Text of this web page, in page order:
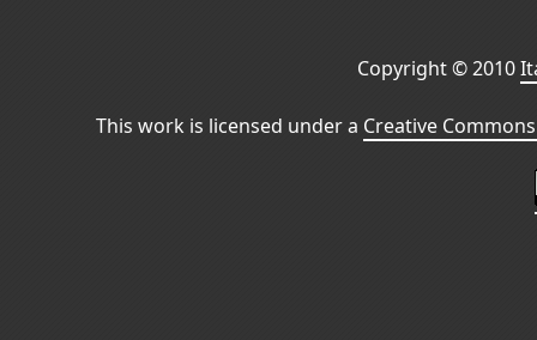
Copyright © 2010
This work is licensed under a Creative